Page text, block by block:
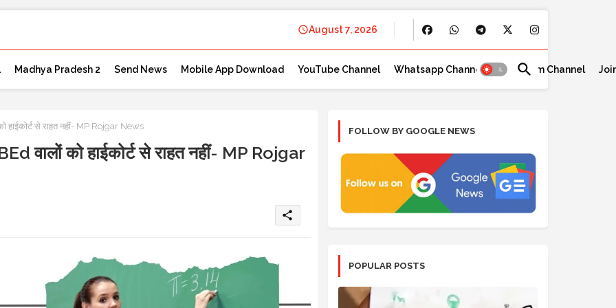
August 7, 2026
Madhya Pradesh 2 Send News Mobile App Download YouTube Channel Whatsapp Channel Telegram Channel
हाईकोर्ट से राहत नहीं- MP Rojgar News
BEd वालों को हाईकोर्ट से राहत नहीं- MP Rojgar
share
FOLLOW BY GOOGLE NEWS
POPULAR POSTS